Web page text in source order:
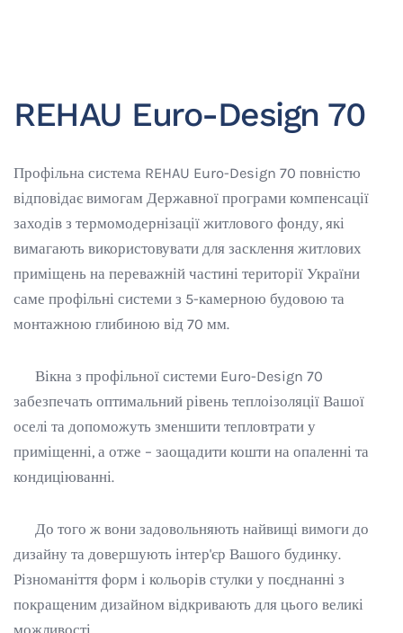
REHAU Euro-Design 70
Профільна система REHAU Euro-Design 70 повністю
відповідає вимогам Державної програми компенсації
заходів з термомодернізації житлового фонду, які
вимагають використовувати для засклення житлових
приміщень на переважній частині території України
саме профільні системи з 5-камерною будовою та
монтажною глибиною від 70 мм.
Вікна з профільної системи Euro-Design 70
забезпечать оптимальний рівень теплоізоляції Вашої
оселі та допоможуть зменшити тепловтрати у
приміщенні, а отже – заощадити кошти на опаленні та
кондиціюванні.
До того ж вони задовольняють найвищі вимоги до
дизайну та довершують інтер'єр Вашого будинку.
Різноманіття форм і кольорів стулки у поєднанні з
покращеним дизайном відкривають для цього великі